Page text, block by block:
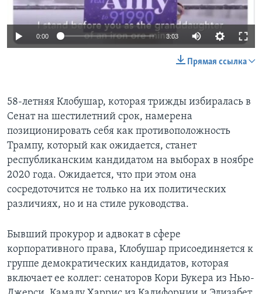
0:00 3:03
Прямая ссылка
58-летняя Клобушар, которая трижды избиралась в
Сенат на шестилетний срок, намерена
позиционировать себя как противоположность
Трампу, который как ожидается, станет
республиканским кандидатом на выборах в ноябре
2020 года. Ожидается, что при этом она
сосредоточится не только на их политических
различиях, но и на стиле руководства.
Бывший прокурор и адвокат в сфере
корпоративного права, Клобушар присоединяется к
группе демократических кандидатов, которая
включает ее коллег: сенаторов Кори Букера из Нью-